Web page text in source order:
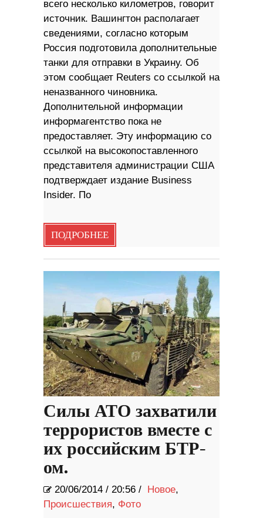
всего несколько километров, говорит
источник. Вашингтон располагает
сведениями, согласно которым
Россия подготовила дополнительные
танки для отправки в Украину. Об
этом сообщает Reuters со ссылкой на
неназванного чиновника.
Дополнительной информации
информагентство пока не
предоставляет. Эту информацию со
ссылкой на высокопоставленного
представителя администрации США
подтверждает издание Business
Insider. По
ПОДРОБНЕЕ
Силы АТО захватили
террористов вместе с
их российским БТР-
ом.
20/06/2014 / 20:56 / Новое,
Происшествия, Фото